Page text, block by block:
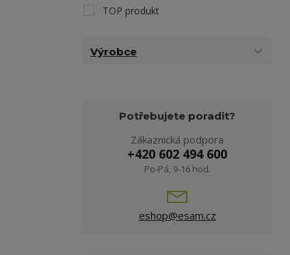
TOP produkt
Výrobce
Potřebujete poradit?
Zákaznická podpora
+420 602 494 600
Po-Pá, 9-16 hod.
eshop@esam.cz